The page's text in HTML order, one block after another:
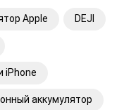
Apple DEJI
iPhone
аккумулятор